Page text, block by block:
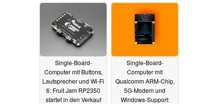
Single-Board-
Computer mit Buttons,
Lautsprecher und Wi-Fi
6: Fruit Jam RP2350
startet in den Verkauf
Single-Board-
Computer mit
Qualcomm ARM-Chip,
5G-Modem und
Windows-Support: